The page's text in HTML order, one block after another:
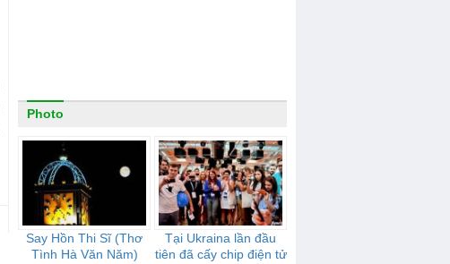
Photo
Say Hồn Thi Sĩ (Thơ
Tình Hà Văn Năm)
Tại Ukraina lần đầu
tiên đã cấy chip điện tử